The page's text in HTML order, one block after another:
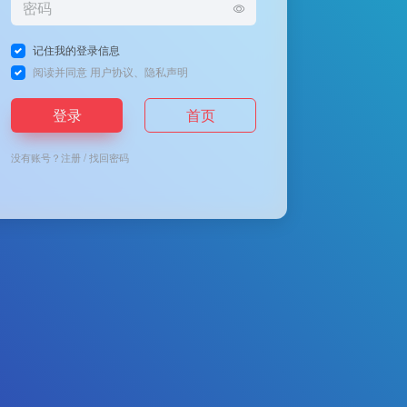
记住我的登录信息
阅读并同意 用户协议 隐私声明
登录 首页
没有账号？注册/找回密码